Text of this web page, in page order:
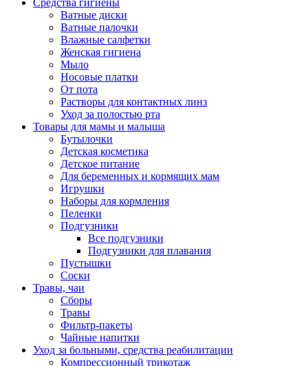
Средства гигиены
Ватные диски
Ватные палочки
Влажные салфетки
Женская гигиена
Мыло
Носовые платки
От пота
Растворы для контактных линз
Уход за полостью рта
Товары для мамы и малыша
Бутылочки
Детская косметика
Детское питание
Для беременных и кормящих мам
Игрушки
Наборы для кормления
Пеленки
Подгузники
Все подгузники
Подгузники для плавания
Пустышки
Соски
Травы, чаи
Сборы
Травы
Фильтр-пакеты
Чайные напитки
Уход за больными, средства реабилитации
Компрессионный трикотаж